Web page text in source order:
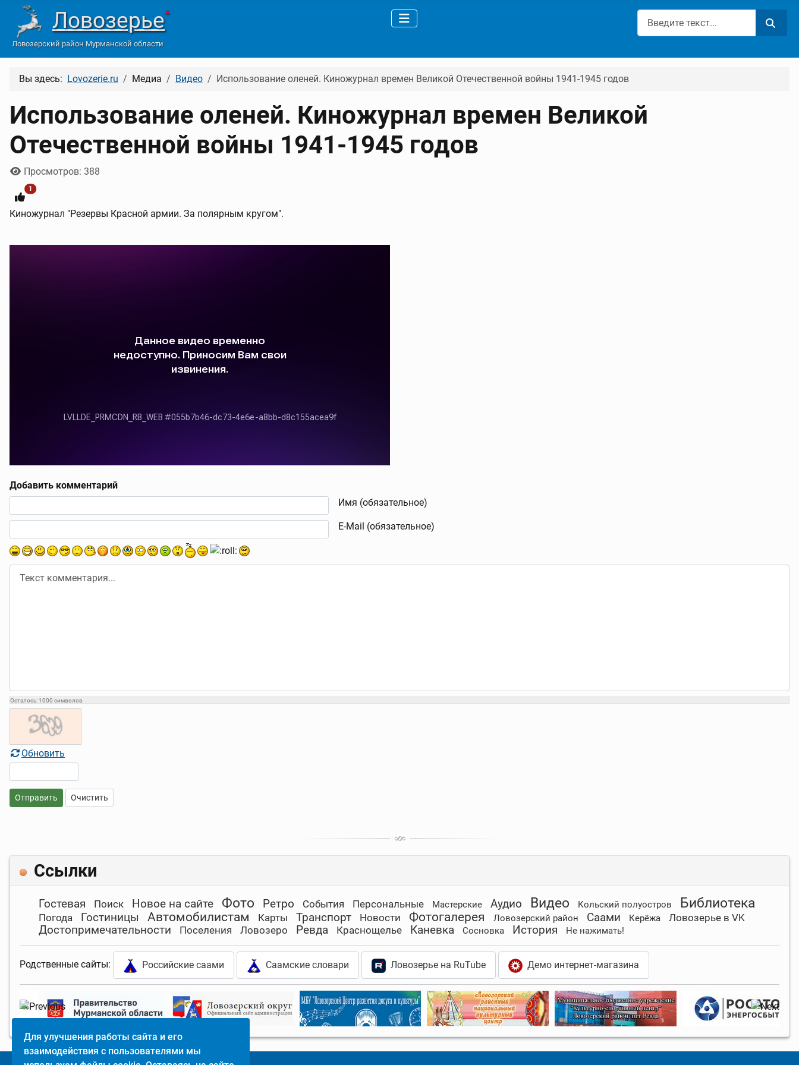
Ловозерье▲
Ловозерский район Мурманской области
Поиск
Вы здесь: Lovozerie.ru Медиа Видео Использование оленей. Киножурнал времен Великой Отечественной войны 1941-1945 годов
Использование оленей. Киножурнал времен Великой
Отечественной войны 1941-1945 годов
Информация о материале
Просмотров: 388
1
Киножурнал "Резервы Красной армии. За полярным кругом".
Добавить комментарий
Имя (обязательное)
E-Mail (обязательное)
Осталось: 1000 символов
Обновить
Отправить Очистить
Ссылки
Гостевая Поиск Новое на сайте Фото Ретро События Персональные Мастерские Аудио Видео Кольский полуостров Библиотека
Погода Гостиницы Автомобилистам Карты Транспорт Новости Фотогалерея Ловозерский район Саами Керёжа Ловозерье в VK
Достопримечательности Поселения Ловозеро Ревда Краснощелье Каневка Сосновка История Не нажимать!
Родственные сайты: Российские саами Саамские словари Ловозерье на RuTube Демо интернет-магазина
Для улучшения работы сайта и его
взаимодействия с пользователями мы